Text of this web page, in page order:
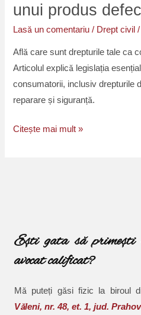
unui produs
Lasă un comentariu / Drept civil
Află care sunt drepturile tale ca
Articolul explică legislația
consumatorii, inclusiv drepturile
reparare și siguranță.
Citește mai mult »
Ești gata să primești
avocat calificat?
Mă puteți găsi fizic la biroul
Văleni, nr. 48, et. 1, jud.